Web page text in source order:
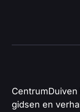
gidsen en